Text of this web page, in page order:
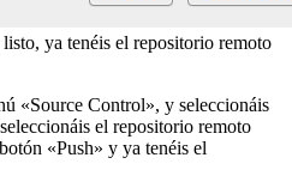
ya tenéis el repositorio remoto
«Source Control», y seleccionáis
el repositorio remoto
«Push» y ya tenéis el